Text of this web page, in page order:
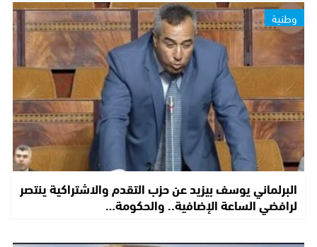
وطنية
البرلماني يوسف بيزيد عن حزب التقدم والاشتراكية ينتصر
لرافضي الساعة الإضافية.. والحكومة…